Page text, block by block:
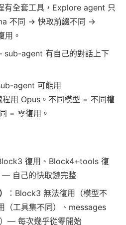
全套工具，Explore agent 只
不同 → 快取前綴不同 →
用。
agent 有自己的對話上下
agent 可能用
用 Opus。不同模型 = 不同權
= 零復用。
復用、Block4+tools 復
— 自己的快取鏈完整
：Block3 無法復用（模型不
（工具集不同）、messages
— 每次幾乎從零開始